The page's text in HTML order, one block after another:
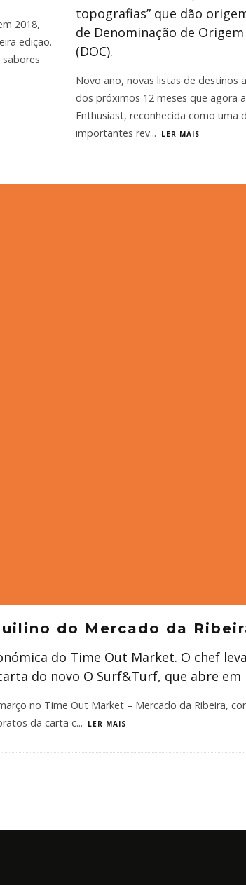
2018,
edição.
topografias” que dão
de Denominação de
(DOC).
Novo ano, novas listas de destinos
dos próximos 12 meses que agora
Enthusiast, reconhecida como uma
importantes rev... LER MAIS
do Mercado da
do Time Out Market. O chef
do novo O Surf&Turf, que abre em
no Time Out Market – Mercado da Ribeira,
da carta c... LER MAIS